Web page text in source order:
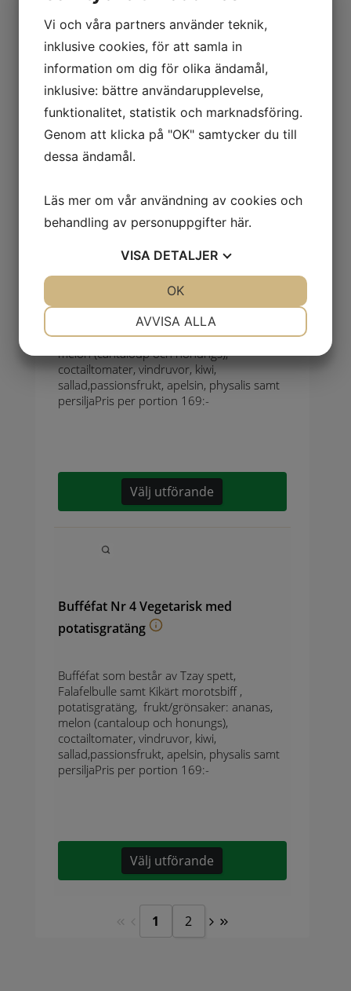
Välj utförande
Bufféfat Nr 3
chili med potatissallad
Bufféfat som består av Fläskfilé, Pastrami
samt Chilimarinerad kycklinginnerfilé ,
potatissallad, frukt/grönsaker: ananas,
melon (cantaloup och honungs),
coctailtomater, vindruvor, kiwi,
sallad,passionsfrukt, apelsin, physalis samt
persiljaPris per portion 169:-
Välj utförande
Bufféfat Nr 4 Vegetarisk med
potatisgratäng
Bufféfat som består av Tzay spett,
Falafelbulle samt Kikärt morotsbiff ,
potatisgratäng, frukt/grönsaker: ananas,
melon (cantaloup och honungs),
coctailtomater, vindruvor, kiwi,
sallad,passionsfrukt, apelsin, physalis samt
persiljaPris per portion 169:-
Välj utförande
1 2
Vi och våra partners använder teknik,
inklusive cookies, för att samla in
information om dig för olika ändamål,
inklusive: bättre användarupplevelse,
funktionalitet, statistik och marknadsföring.
Genom att klicka på "OK" samtycker du till
dessa ändamål.
Läs mer om vår användning av cookies och
behandling av personuppgifter här.
VISA DETALJER
MARKNADSFÖRING
AVVISA ALLA
OK